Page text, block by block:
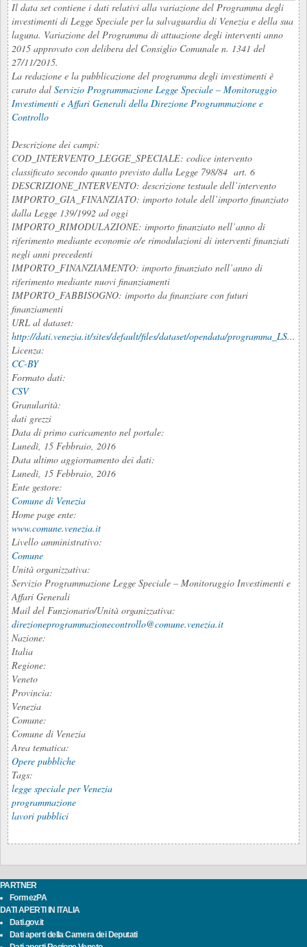
Il data set contiene i dati relativi alla variazione del Programma degli
investimenti di Legge Speciale per la salvaguardia di Venezia e della sua
laguna. Variazione del Programma di attuazione degli interventi anno
2015 approvato con delibera del Consiglio Comunale n. 1341 del
27/11/2015.
La redazione e la pubblicazione del programma degli investimenti è
curato dal Servizio Programmazione Legge Speciale – Monitoraggio
Investimenti e Affari Generali della Direzione Programmazione e
Controllo
Descrizione dei campi:
COD_INTERVENTO_LEGGE_SPECIALE: codice intervento
classificato secondo quanto previsto dalla Legge 798/84 art. 6
DESCRIZIONE_INTERVENTO: descrizione testuale dell’intervento
IMPORTO_GIA_FINANZIATO: importo totale dell’importo finanziato
dalla Legge 139/1992 ad oggi
IMPORTO_RIMODULAZIONE: importo finanziato nell’anno di
riferimento mediante economie o/e rimodulazioni di interventi finanziati
negli anni precedenti
IMPORTO_FINANZIAMENTO: importo finanziato nell’anno di
riferimento mediante nuovi finanziamenti
IMPORTO_FABBISOGNO: importo da finanziare con futuri
finanziamenti
URL al dataset:
http://dati.venezia.it/sites/default/files/dataset/opendata/programma_LS...
Licenza:
CC-BY
Formato dati:
CSV
Granularità:
dati grezzi
Data di primo caricamento nel portale:
Lunedì, 15 Febbraio, 2016
Data ultimo aggiornamento dei dati:
Lunedì, 15 Febbraio, 2016
Ente gestore:
Comune di Venezia
Home page ente:
www.comune.venezia.it
Livello amministrativo:
Comune
Unità organizzativa:
Servizio Programmazione Legge Speciale – Monitoraggio Investimenti e
Affari Generali
Mail del Funzionario/Unità organizzativa:
direzioneprogrammazionecontrollo@comune.venezia.it
Nazione:
Italia
Regione:
Veneto
Provincia:
Venezia
Comune:
Comune di Venezia
Area tematica:
Opere pubbliche
Tags:
legge speciale per Venezia
programmazione
lavori pubblici
PARTNER
FormezPA
DATI APERTI IN ITALIA
Dati.gov.it
Dati aperti della Camera dei Deputati